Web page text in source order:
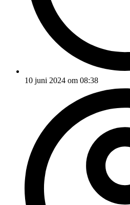
10 juni 2024 om 08:38